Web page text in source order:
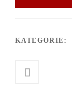
KATEGORIE: